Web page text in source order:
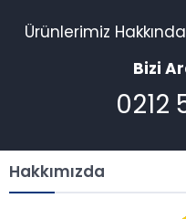
Ürünlerimiz
Bizi
0212
Hakkımızda